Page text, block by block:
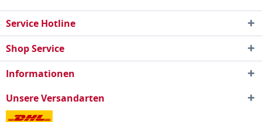
Service Hotline
Shop Service
Informationen
Unsere Versandarten